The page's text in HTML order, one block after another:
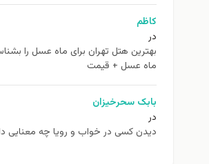
کاظم
در
ماه عسل + قیمت
بابک سحرخیزان
در
دیدن کسی در خواب و رویا چه معنایی